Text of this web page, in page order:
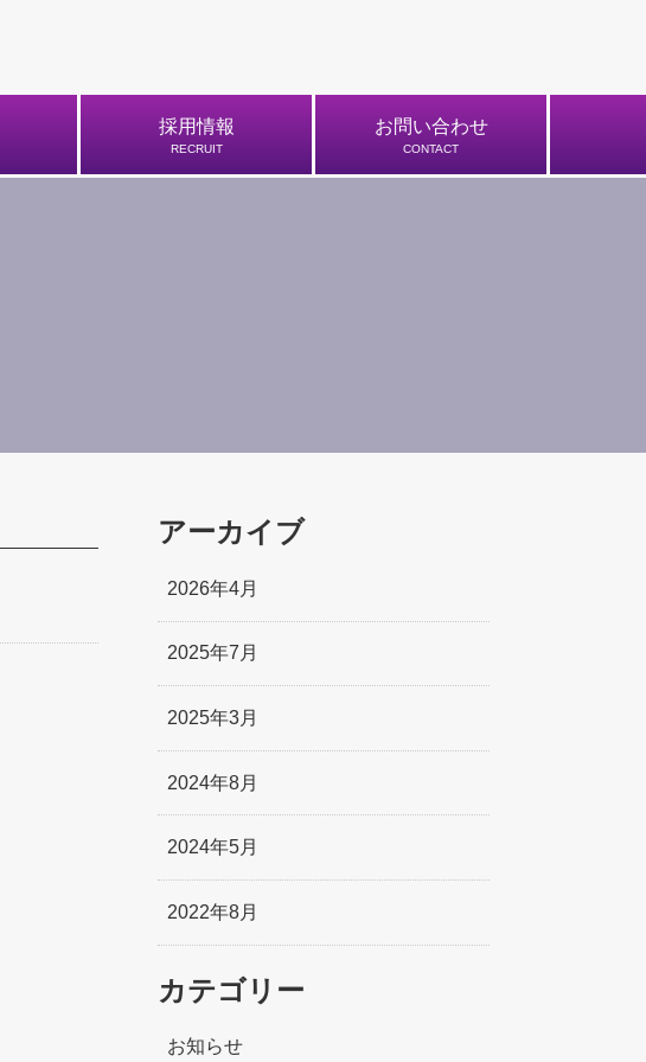
採用情報
RECRUIT
お問い合わせ
CONTACT
アーカイブ
2026年4月
2025年7月
2025年3月
2024年8月
2024年5月
2022年8月
カテゴリー
お知らせ